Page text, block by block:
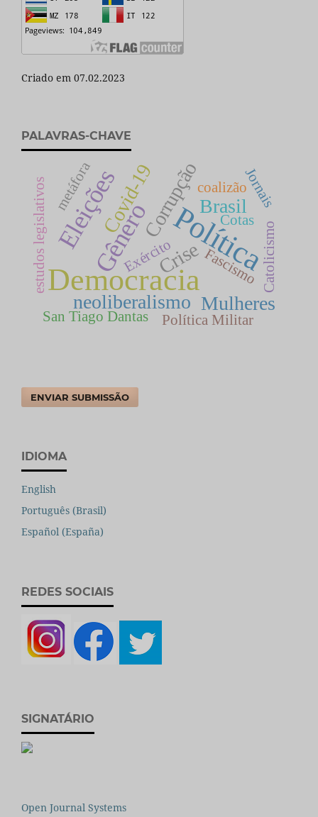
Criado em 07.02.2023
PALAVRAS-CHAVE
Democracia
Política
EleiçõesGênero
Mulheres
neoliberalismo
Crise
CorrupçãoBrasil
Covid-19
Catolicismo
metáfora
Fascismo
estudos legislativos
San Tiago Dantas
coalizão
Cotas
Política Militar
Jornais
Exército
ENVIAR SUBMISSÃO
IDIOMA
English
Português (Brasil)
Español (España)
REDES SOCIAIS
SIGNATÁRIO
Open Journal Systems